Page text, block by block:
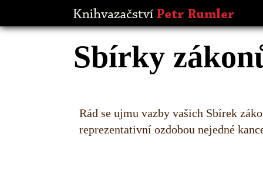
Sbírky
Rád se ujmu vazby vašich Sbírek
reprezentativní ozdobou nejedné